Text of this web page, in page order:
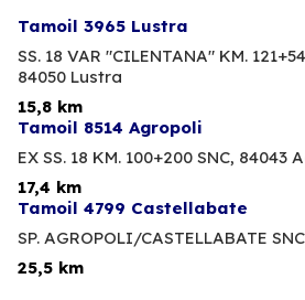
Tamoil 3965 Lustra
SS. 18 VAR "CILENTANA" KM.
84050 Lustra
15,8 km
Tamoil 8514 Agropoli
EX SS. 18 KM. 100+200 SNC, 84043
17,4 km
Tamoil 4799 Castellabate
SP. AGROPOLI/CASTELLABATE
25,5 km